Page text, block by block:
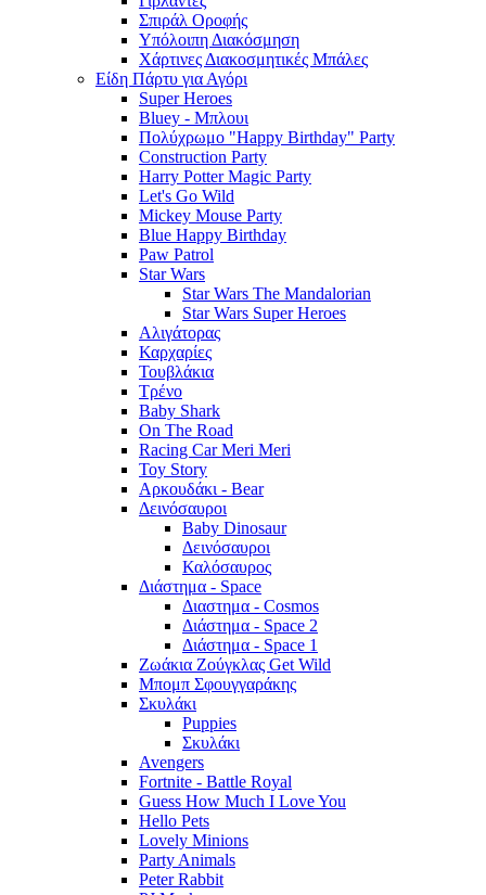
Σπιράλ Οροφής
Υπόλοιπη Διακόσμηση
Χάρτινες Διακοσμητικές Μπάλες
Είδη Πάρτυ για Αγόρι
Super Heroes
Bluey - Μπλουι
Πολύχρωμο "Happy Birthday" Party
Construction Party
Harry Potter Magic Party
Let's Go Wild
Mickey Mouse Party
Blue Happy Birthday
Paw Patrol
Star Wars
Star Wars The Mandalorian
Star Wars Super Heroes
Αλιγάτορας
Καρχαρίες
Τουβλάκια
Τρένο
Baby Shark
On The Road
Racing Car Meri Meri
Toy Story
Αρκουδάκι - Bear
Δεινόσαυροι
Baby Dinosaur
Δεινόσαυροι
Καλόσαυρος
Διάστημα - Space
Διαστημα - Cosmos
Διάστημα - Space 2
Διάστημα - Space 1
Ζωάκια Ζούγκλας Get Wild
Μπομπ Σφουγγαράκης
Σκυλάκι
Puppies
Σκυλάκι
Avengers
Fortnite - Battle Royal
Guess How Much I Love You
Hello Pets
Lovely Minions
Party Animals
Peter Rabbit